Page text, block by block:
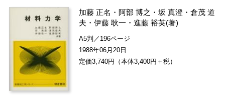
加藤 正名 ・ 阿部 博之 ・坂 真澄 ・倉茂 道
夫 ・伊藤 耿一 ・進藤 裕英(著)
A5判／196ページ
1988年06月20日
定価3,740円（本体3,400円＋税）